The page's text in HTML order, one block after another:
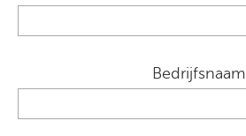
Bedrijfsnaam